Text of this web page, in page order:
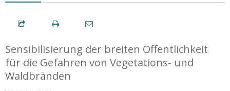
Sensibilisierung der breiten Öffentlichkeit
für die Gefahren von Vegetations- und
Waldbränden